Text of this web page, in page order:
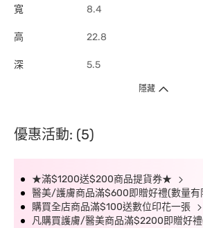
寬 8.4
高 22.8
深 5.5
隱藏
優惠活動: (5)
★滿$1200送$200商品提貨券★
醫美/護膚商品滿$600即贈好禮(數量有
購買全店商品滿$100送數位印花一張
凡購買護膚/醫美商品滿$2200即贈好